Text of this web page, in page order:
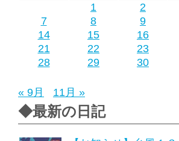
1
2
7
8 9
14
15 16
21
22 23
28
29 30
« 9月 11月 »
◆最新の日記